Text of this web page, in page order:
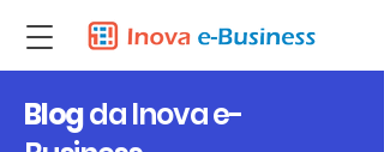
Blogda Inova e-